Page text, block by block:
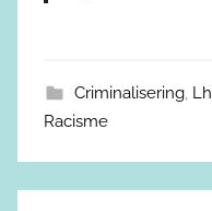
Criminalisering,
Racisme